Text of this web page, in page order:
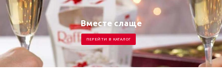
Вместе слаще
ПЕРЕЙТИ В КАТАЛОГ